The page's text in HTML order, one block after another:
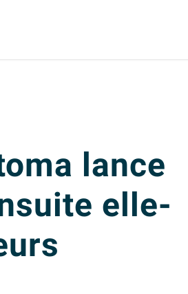
lance
elle-